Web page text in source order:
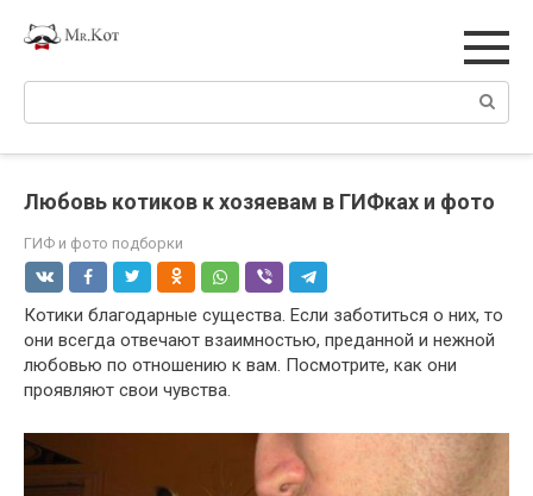
Поиск:
Любовь котиков к хозяевам в ГИФках и фото
ГИФ и фото подборки
Котики благодарные существа. Если заботиться о них, то
они всегда отвечают взаимностью, преданной и нежной
любовью по отношению к вам. Посмотрите, как они
проявляют свои чувства.